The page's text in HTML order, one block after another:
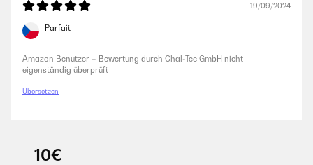
19/09/2024
Parfait
Amazon Benutzer – Bewertung durch Chal-Tec GmbH nicht
eigenständig überprüft
Übersetzen
-10€